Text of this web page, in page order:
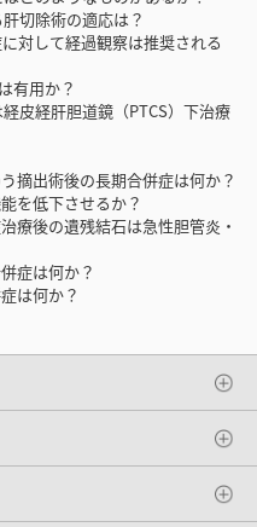
切除術の適応は？
対して経過観察は推奨される
有用か？
皮経肝胆道鏡（PTCS）下治療
出術後の長期合併症は何か？
を低下させるか？
後の遺残結石は急性胆管炎・
症は何か？
は何か？